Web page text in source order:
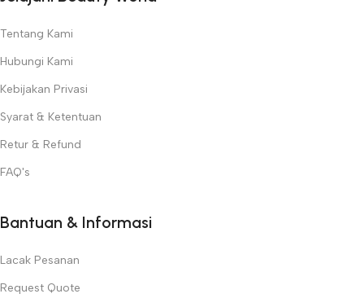
Tentang Kami
Hubungi Kami
Kebijakan Privasi
Syarat & Ketentuan
Retur & Refund
FAQ's
Bantuan & Informasi
Lacak Pesanan
Request Quote